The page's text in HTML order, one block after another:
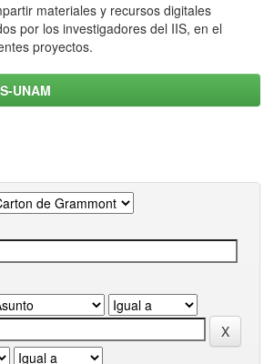
materiales y recursos digitales
por los investigadores del IIS, en el
proyectos.
UNAM